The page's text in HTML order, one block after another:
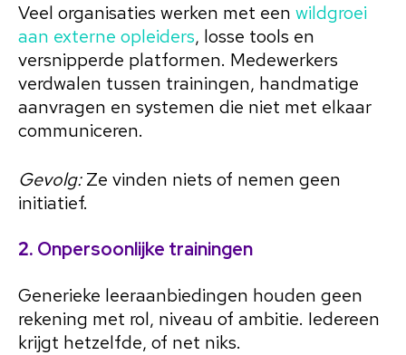
Veel organisaties werken met een wildgroei
aan externe opleiders, losse tools en
versnipperde platformen. Medewerkers
verdwalen tussen trainingen, handmatige
aanvragen en systemen die niet met elkaar
communiceren.
Gevolg:Ze vinden niets of nemen geen
initiatief.
2. Onpersoonlijke trainingen
Generieke leeraanbiedingen houden geen
rekening met rol, niveau of ambitie. Iedereen
krijgt hetzelfde, of net niks.